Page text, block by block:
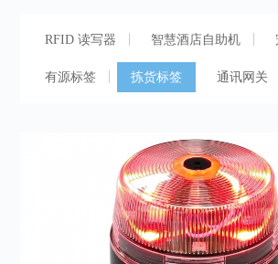
RFID 读写器 智慧酒店自助机
有源标签 拣货标签 通讯网关